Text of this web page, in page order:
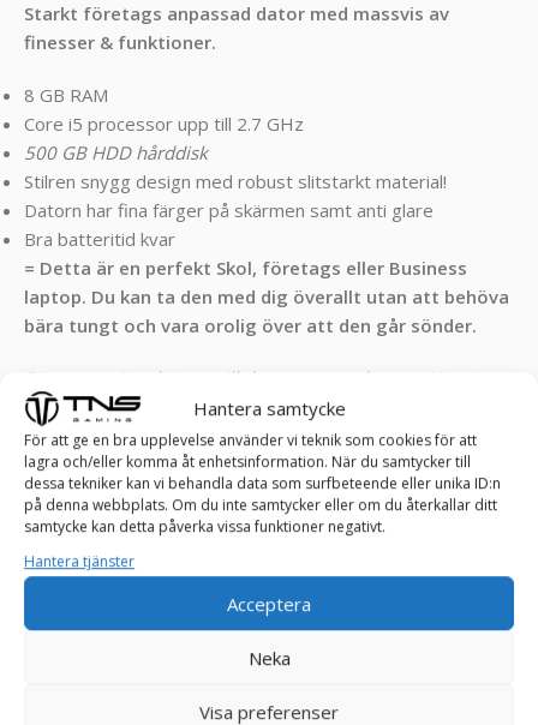
Hantera samtycke
För att ge en bra upplevelse använder vi teknik som cookies för att
lagra och/eller komma åt enhetsinformation. När du samtycker till
dessa tekniker kan vi behandla data som surfbeteende eller unika ID:n
på denna webbplats. Om du inte samtycker eller om du återkallar ditt
samtycke kan detta påverka vissa funktioner negativt.
Hantera tjänster
Acceptera
Neka
Visa preferenser
Starkt företags anpassad dator med massvis av
finesser & funktioner.
8 GB RAM
Core i5 processor upp till 2.7 GHz
500 GB HDD hårddisk
Stilren snygg design med robust slitstarkt material!
Datorn har fina färger på skärmen samt anti glare
Bra batteritid kvar
= Detta är en perfekt Skol, företags eller Business
laptop. Du kan ta den med dig överallt utan att behöva
bära tungt och vara orolig över att den går sönder.
För er som inte känner till dessa sorters datorer: Nypriset
på denna dator var ca 6 000 kr!
Skick kvalificering:
(A) = Väldigt bra skick! Känns som ny vid tangenterna.
Minimala repor, inga döda pixlar och inga bucklor!
Datorn är ny installerad med:
Windows 11 Pro 64-Bit